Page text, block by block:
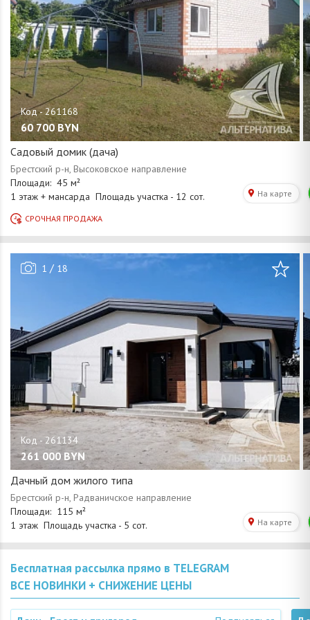
60 700 BYN
Садовый домик (дача)
1 / 18
261 000 BYN
Дачный дом жилого типа
Бесплатная рассылка прямо в TELEGRAM
ВСЕ НОВИНКИ + СНИЖЕНИЕ ЦЕНЫ